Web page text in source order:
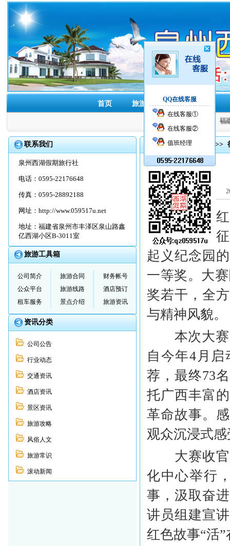
QQ在线客服
在线客服①
在线客服②
值班经理
首页 旅游线路 酒店预订
福
联系我们
泉州西湖假期旅行社
电话：0595-22176648
传真：0595-28892188
网址： http://www.059517u.net
地址：福建省泉州市丰泽区泉山路鑫
亿西湖小区B-3011室
旅游工具箱
公司简介 旅游合同
财务帐号
公众平台
旅游线路
酒店预订
租车服务
景点介绍 旅游资讯
资讯分类
公司公告
行业动态
交通资讯
酒店资讯
景区资讯
旅游攻略
风俗人文
旅游常识
滚动新闻
首页>>旅游资讯 >>
2026年广西
办。红军长
起义纪念园
一等奖。大
奖若干，全
与精神风貌。
本次大赛
自今年4月
荐，最终73
托广西丰富
革命故事。
观众沉浸式
大赛收官
化中心举行
事，汲取奋
讲员组建宣
红色故事“活